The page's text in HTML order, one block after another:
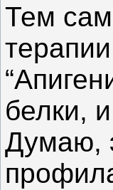
Тем
белки,
Думаю,